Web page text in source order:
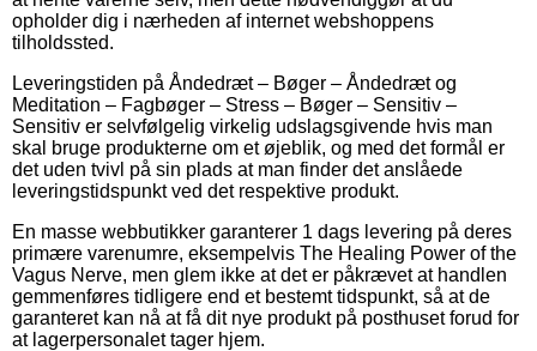
opholder dig i nærheden af internet webshoppens
tilholdssted.
Leveringstiden på Åndedræt – Bøger – Åndedræt og
Meditation – Fagbøger – Stress – Bøger – Sensitiv –
Sensitiv er selvfølgelig virkelig udslagsgivende hvis man
skal bruge produkterne om et øjeblik, og med det formål er
det uden tvivl på sin plads at man finder det anslåede
leveringstidspunkt ved det respektive produkt.
En masse webbutikker garanterer 1 dags levering på deres
primære varenumre, eksempelvis The Healing Power of the
Vagus Nerve, men glem ikke at det er påkrævet at handlen
gemmenføres tidligere end et bestemt tidspunkt, så at de
garanteret kan nå at få dit nye produkt på posthuset forud for
at lagerpersonalet tager hjem.